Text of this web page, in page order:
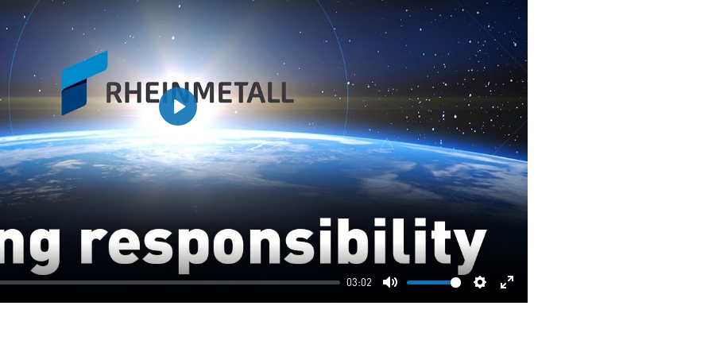
03:02
Mute Settings
Enter
Play